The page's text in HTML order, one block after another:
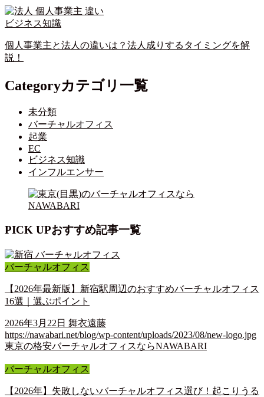
ビジネス知識
個人事業主と法人の違いは？法人成りするタイミングを解
説！
Categoryカテゴリ一覧
未分類
バーチャルオフィス
起業
EC
ビジネス知識
インフルエンサー
PICK UPおすすめ記事一覧
バーチャルオフィス
【2026年最新版】新宿駅周辺のおすすめバーチャルオフィス
16選｜選ぶポイント
2026年3月22日 舞衣遠藤
https://nawabari.net/blog/wp-content/uploads/2023/08/new-logo.jpg
東京の格安バーチャルオフィスならNAWABARI
バーチャルオフィス
【2026年】失敗しないバーチャルオフィス選び！起こりうる